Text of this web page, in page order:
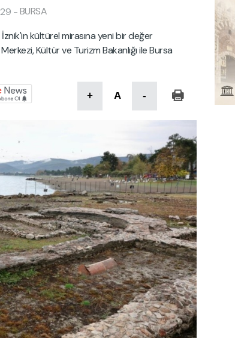
-BURSA
kültürel mirasına yeni bir değer
Kültür ve Turizm Bakanlığı ile Bursa
+ A -